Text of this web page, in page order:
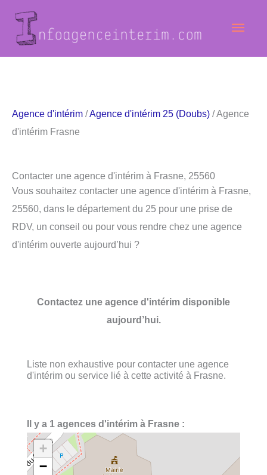
contenu
Agence d'intérim /Agence d'intérim 25 (Doubs) / Agence
d'intérim Frasne
Contacter une agence d'intérim à Frasne, 25560
Vous souhaitez contacter une agence d'intérim à Frasne,
25560, dans le département du 25 pour une prise de
RDV, un conseil ou pour vous rendre chez une agence
d'intérim ouverte aujourd’hui ?
Contactez une agence d'intérim disponible
aujourd’hui.
Liste non exhaustive pour contacter une agence
d'intérim ou service lié à cette activité à Frasne.
Il y a 1 agences d'intérim à Frasne :
+
−